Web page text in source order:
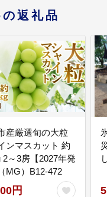
返礼品
産厳選旬の大粒
ンマスカット 約
2～3房【2027年発
MG）B12-472
円